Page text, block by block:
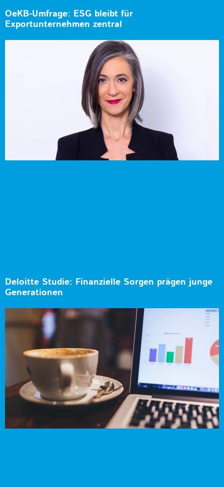
OeKB-Umfrage: ESG bleibt für
Exportunternehmen zentral
Deloitte Studie: Finanzielle Sorgen prägen junge
Generationen